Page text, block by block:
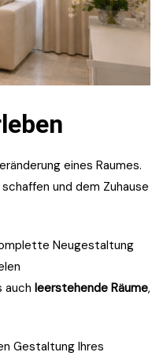
eines Raumes.
und dem Zuhause
Neugestaltung
auch leerstehende Räume,
Gestaltung Ihres